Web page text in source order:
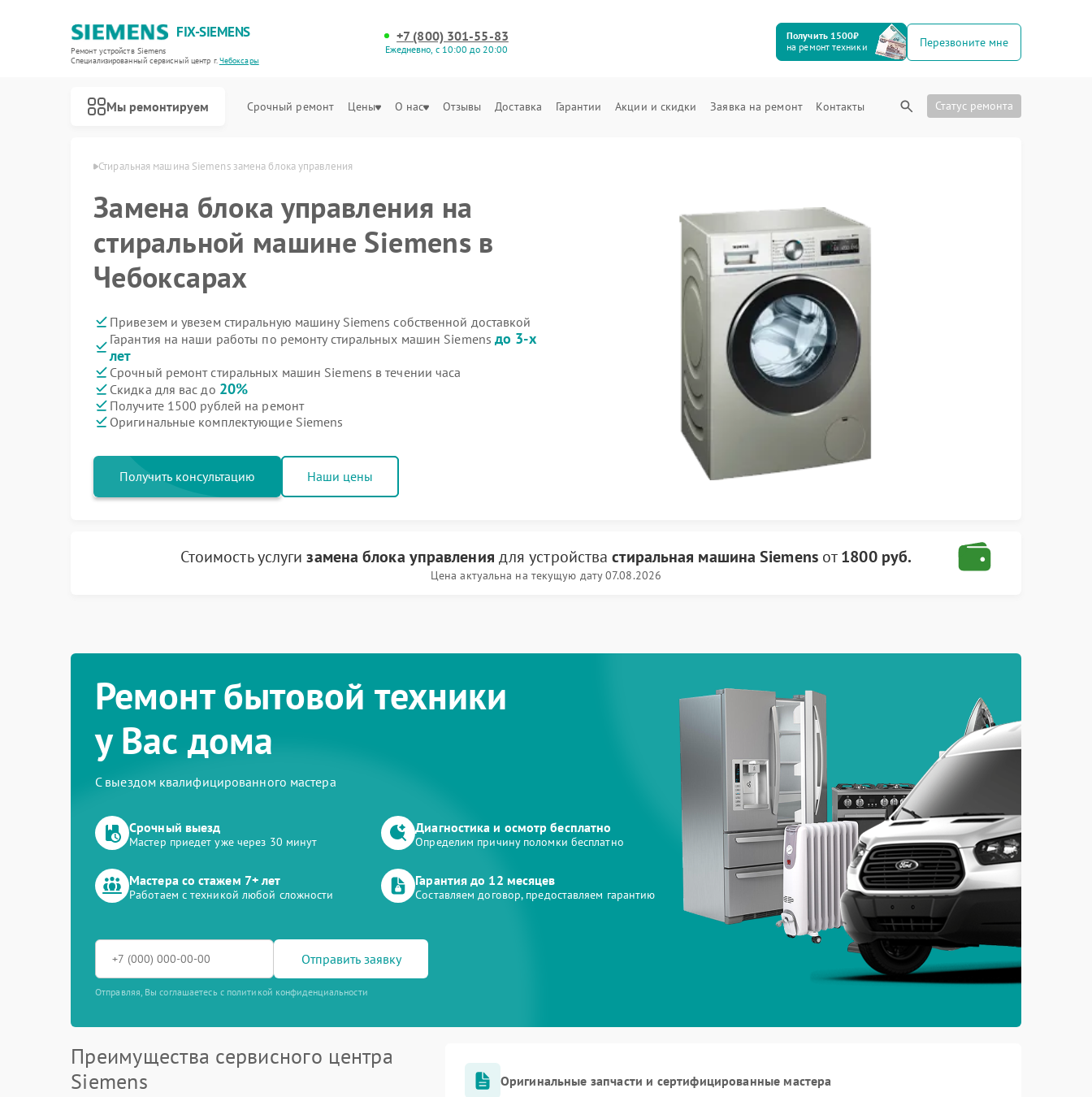
FIX-SIEMENS
Ремонт устройств Siemens
Специализированный cервисный центр г.Чебоксары
+7 (800) 301-55-83
Ежедневно, с 10:00 до 20:00
Получить 1500₽
на ремонт техники
Перезвоните мне
Мы ремонтируем Срочный ремонт Цены О нас Отзывы Доставка Гарантии Акции и скидки Заявка на ремонт Контакты Статус ремонта
в Чебоксарах Стиральная машина Siemens замена блока управления
Замена блока управления на
стиральной машине Siemens в
Чебоксарах
Привезем и увезем стиральную машину Siemens собственной доставкой
Гарантия на наши работы по ремонту стиральных машин Siemens до 3-х
лет
Срочный ремонт стиральных машин Siemens в течении часа
Скидка для вас до 20%
Получите 1500 рублей на ремонт
Оригинальные комплектующие Siemens
Получить консультацию Наши цены
Стоимость услугизамена блока управления для устройствастиральная машина Siemensот1800 руб.
Цена актуальна на текущую дату 07.08.2026
Ремонт бытовой техники
у Вас дома
С выездом квалифицированного мастера
Срочный выезд
Мастер приедет уже через 30 минут
Диагностика и осмотр бесплатно
Определим причину поломки бесплатно
Мастера со стажем 7+ лет
Работаем с техникой любой сложности
Гарантия до 12 месяцев
Составляем договор, предоставляем гарантию
Отправить заявку
Отправляя, Вы соглашаетесь с политикой конфиденциальности
Преимущества сервисного центра
Siemens
Оригинальные запчасти и сертифицированные мастера